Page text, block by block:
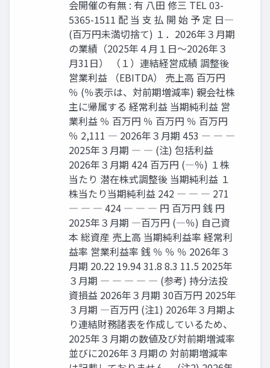
会開催の有無 : 有 八田 修三 TEL 03-
5365-1511 配 当 支 払 開 始 予 定 日―
(百万円未満切捨て) １．2026年３月期
の業績（2025年４月１日～2026年３
月31日） （１）連結経営成績 調整後
営業利益 （EBITDA） 売上高 百万円
％ (％表示は、対前期増減率) 親会社株
主に帰属する 経常利益 当期純利益 営
業利益 ％ 百万円 ％ 百万円 ％ 百万円
％ 2,111 ― 2026年３月期 453 ― ― ―
2025年３月期 ― ― (注) 包括利益
2026年３月期 424 百万円 (―％) １株
当たり 潜在株式調整後 当期純利益 １
株当たり当期純利益 242 ― ― ― 271
― ― ― 424 ― ― ― 円 百万円 銭 円
2025年３月期 ―百万円 (―％) 自己資
本 総資産 売上高 当期純利益率 経常利
益率 営業利益率 銭 ％ ％ ％ 2026年３
月期 20.22 19.94 31.8 8.3 11.5 2025年
３月期 ― ― ― ― ― (参考) 持分法投
資損益 2026年３月期 30百万円 2025年
３月期 ―百万円 (注1) 2026年３月期よ
り連結財務諸表を作成しているため、
2025年３月期の数値及び対前期増減率
並びに2026年３月期の 対前期増減率